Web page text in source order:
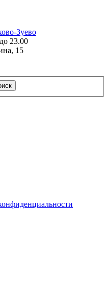
Зуево
23.00
15